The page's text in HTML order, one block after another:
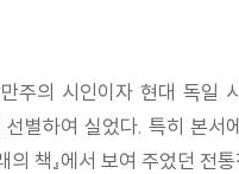
의 시인이자 현대 독일
선별하여 실었다. 특히
의 책』에서 보여 주었던